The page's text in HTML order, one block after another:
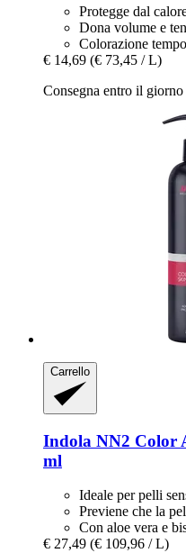
Protegge dal
Dona volume e
Colorazione
€ 14,69 (€ 73,45 / L)
Consegna entro il giorno
Carrello
Indola NN2 Color
ml
Ideale per pelli
Previene che la
Con aloe vera e
€ 27,49 (€ 109,96 / L)